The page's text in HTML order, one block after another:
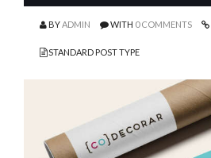
BYADMIN WITH 0 COMMENTS
STANDARD POST TYPE